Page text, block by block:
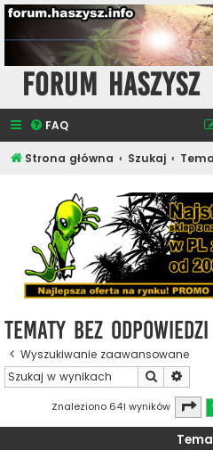
Forum Haszysz
FAQ
Strona główna Szukaj
Tematy bez odpowiedzi
Wyszukiwanie zaawansowane
Szukaj
Znaleziono 641 wyników 1